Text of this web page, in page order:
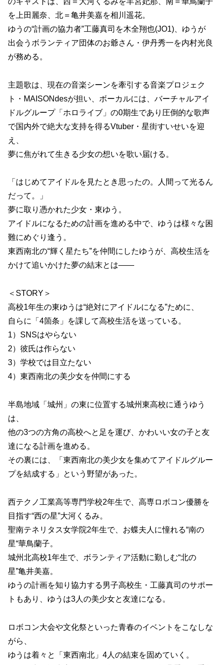
を上田麗奈、北＝亀井美嘉を相川遥花。
ゆうの“計画の協力者”工藤真司を木全翔也(JO1)、ゆうが
出会うボランティア団体のお爺さん・伊丹秀一を内村光良
が務める。
主題歌は、現在の音楽シーンを牽引する音楽プロジェク
ト・MAISONdesが担い、ボーカルには、バーチャルアイ
ドルグループ「ホロライブ」の0期生であり圧倒的な歌声
で国内外で絶大な支持を得るVtuber・星街すいせいを迎
え、
夢に焦がれて生きる少女の想いを歌い届ける。
「はじめてアイドルを見たとき思ったの。人間って光るん
だって。」
夢に取り憑かれた少女・東ゆう。
アイドルになるための計画を進める中で、ゆうは様々な困
難にめぐり逢う。
東西南北の“輝く星たち”を仲間にしたゆうが、高校生活を
かけて追いかけた夢の結末とは――
＜STORY＞
高校1年生の東ゆうは“絶対にアイドルになる”ために、
自らに「4箇条」を課して高校生活を送っている。
1）SNSはやらない
2）彼氏は作らない
3）学校では目立たない
4）東西南北の美少女を仲間にする
半島地域「城州」の東に位置する城州東高校に通うゆう
は、
他の3つの方角の高校へと足を運び、かわいい女の子と友
達になる計画を進める。
その裏には、「東西南北の美少女を集めてアイドルグルー
プを結成する」という野望があった。
西テクノ工業高等専門学校2年生で、高専ロボコン優勝を
目指す“西の星”大河くるみ。
聖南テネリタス女学院2年生で、お蝶夫人に憧れる“南の
星“華鳥蘭子。
城州北高校1年生で、ボランティア活動に勤しむ“北の
星”亀井美嘉。
ゆうの計画を知り協力する男子高校生・工藤真司のサポー
トもあり、ゆうは3人の美少女と友達になる。
ロボコン大会や文化祭といった青春のイベントをこなしな
がら、
ゆうは着々と「東西南北」4人の結束を固めていく。